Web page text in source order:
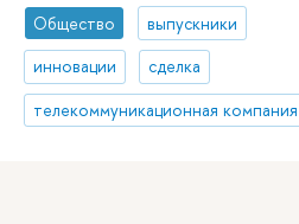
Общество
выпускники
инновации
сделка
телекоммуникационная компания